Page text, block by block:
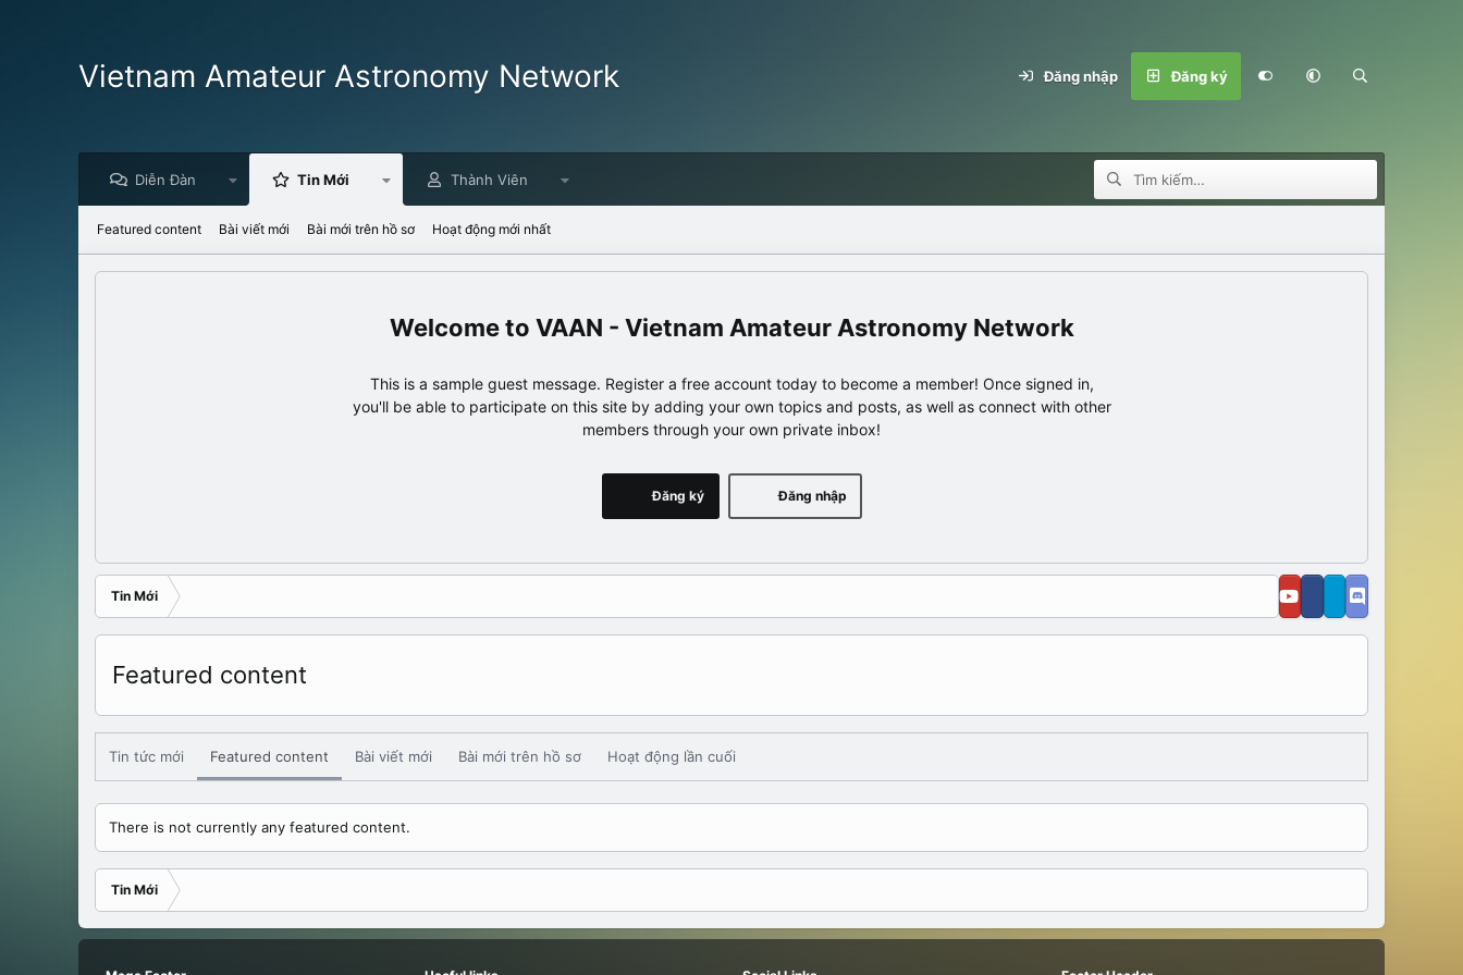
Vietnam Amateur Astronomy Network Đăng nhập Đăng ký
Diễn Đàn Tin Mới Thành Viên
Featured content Bài viết mới Bài mới trên hồ sơ Hoạt động mới nhất
VAAN - Vietnam Amateur Astronomy Network
This is a sample guest message. Register a free account today to become a member! Once signed in,
you'll be able to participate on this site by adding your own topics and posts, as well as connect with other
members through your own private inbox!
Đăng nhập
Đăng ký
Tin Mới
Featured content
Tin tức mới Featured content Bài viết mới Bài mới trên hồ sơ Hoạt động lần cuối
There is not currently any featured content.
Tin Mới